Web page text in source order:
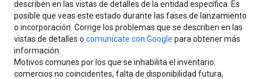
describen en las vistas de detalles de la entidad específica. Es
posible que veas este estado durante las fases de lanzamiento
o incorporación. Corrige los problemas que se describen en las
vistas de detalles o comunícate con Google para obtener más
información.
Motivos comunes por los que se inhabilita el inventario:
comercios no coincidentes, falta de disponibilidad futura,